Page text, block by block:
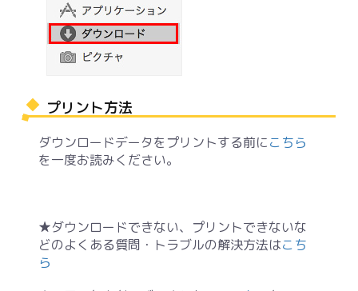
プリント方法
ダウンロードデータをプリントする前にこちら
を一度お読みください。
★ダウンロードできない、プリントできないな
どのよくある質問・トラブルの解決方法はこち
ら